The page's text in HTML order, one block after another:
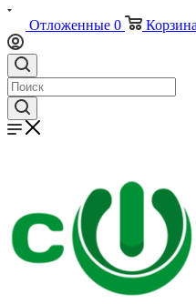
Отложенные 0 Корзина